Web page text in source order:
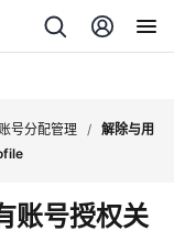
账号分配管理 / 解除与用
账号授权关